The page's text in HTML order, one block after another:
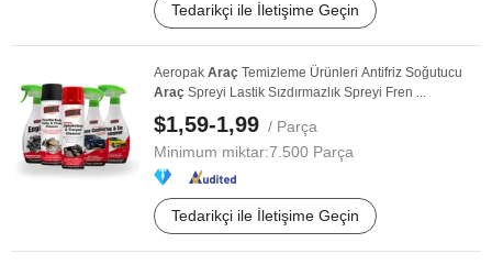
Tedarikçi ile İletişime Geçin
Aeropak Araç Temizleme Ürünleri Antifriz Soğutucu
Araç Spreyi Lastik Sızdırmazlık Spreyi Fren ...
$1,59-1,99 / Parça
Minimum miktar:7.500 Parça
Tedarikçi ile İletişime Geçin